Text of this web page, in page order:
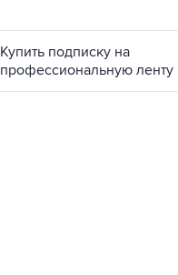
Купить подписку на
профессиональную ленту